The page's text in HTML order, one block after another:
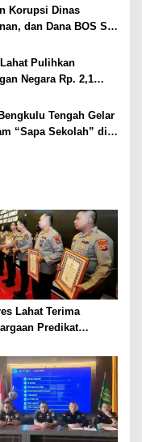
Tahun 2026
Korupsi Dinas
dan Dana BOS SD
Kajari Lahat
Pulihkan
Negara Rp. 2,1
Tengah Gelar
“Sapa Sekolah” di
Lahat Terima
Predikat
Tahun 2026